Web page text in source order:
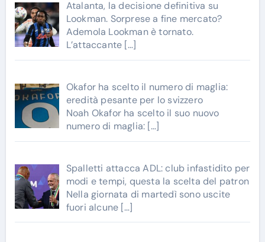
Atalanta, la decisione definitiva su
Lookman. Sorprese a fine mercato?
Ademola Lookman è tornato.
L’attaccante […]
Okafor ha scelto il numero di maglia:
eredità pesante per lo svizzero
Noah Okafor ha scelto il suo nuovo
numero di maglia: […]
Spalletti attacca ADL: club infastidito per
modi e tempi, questa la scelta del patron
Nella giornata di martedì sono uscite
fuori alcune […]